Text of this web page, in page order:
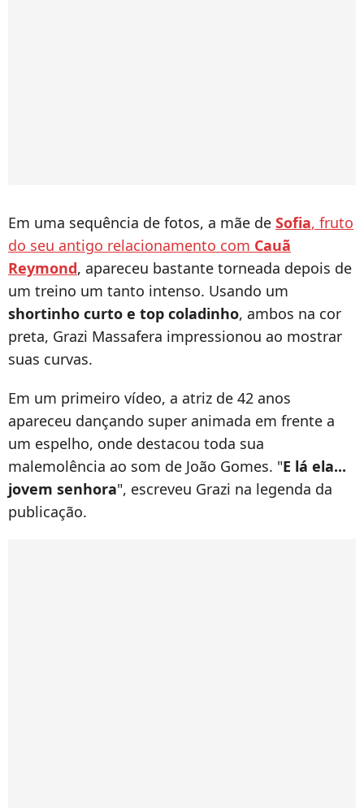
Em uma sequência de fotos, a mãe de Sofia, fruto
do seu antigo relacionamento com Cauã
Reymond, apareceu bastante torneada depois de
um treino um tanto intenso. Usando um
shortinho curto e top coladinho, ambos na cor
preta, Grazi Massafera impressionou ao mostrar
suas curvas.
Em um primeiro vídeo, a atriz de 42 anos
apareceu dançando super animada em frente a
um espelho, onde destacou toda sua
malemolência ao som de João Gomes. "E lá ela...
jovem senhora", escreveu Grazi na legenda da
publicação.